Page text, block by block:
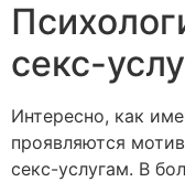
секс-
Интересно, как
проявляются
секс-услугам. В